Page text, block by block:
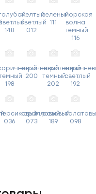
148
желтый
светлый
012
зеленый
111
морская
волна
темный
116
198
коричневый
200
коричневый
темный
202
светлый
192
036
коралловый
073
розовый
189
098